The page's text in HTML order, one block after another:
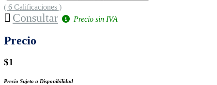
( 6 Calificaciones )
Consultar Precio sin IVA
Precio
$1
Precio Sujeto a Disponibilidad